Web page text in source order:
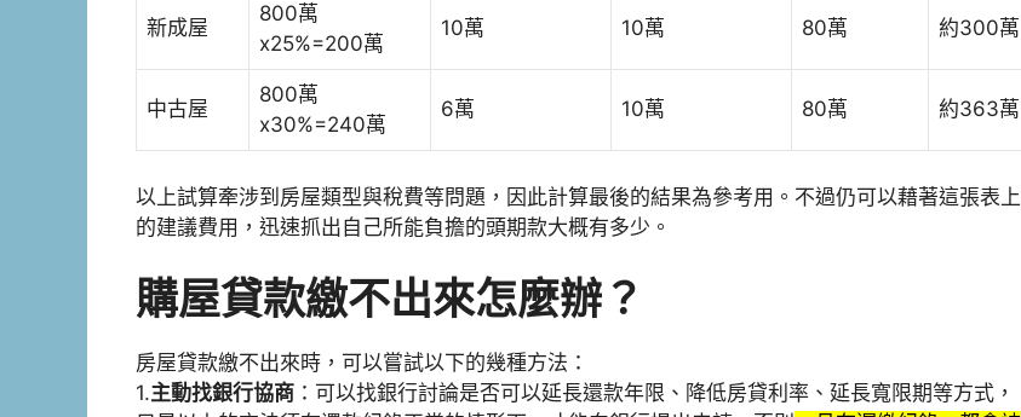
新成屋
800萬
x25%=200萬
10萬 10萬 80萬 約300萬
中古屋
800萬
x30%=240萬
6萬 10萬 80萬 約363萬
以上試算牽涉到房屋類型與稅費等問題，因此計算最後的結果為參考用。不過仍可以藉著這張表上
的建議費用，迅速抓出自己所能負擔的頭期款大概有多少。
購屋貸款繳不出來怎麼辦？
房屋貸款繳不出來時，可以嘗試以下的幾種方法：
1.主動找銀行協商 ：可以找銀行討論是否可以延長還款年限、降低房貸利率、延長寬限期等方式，